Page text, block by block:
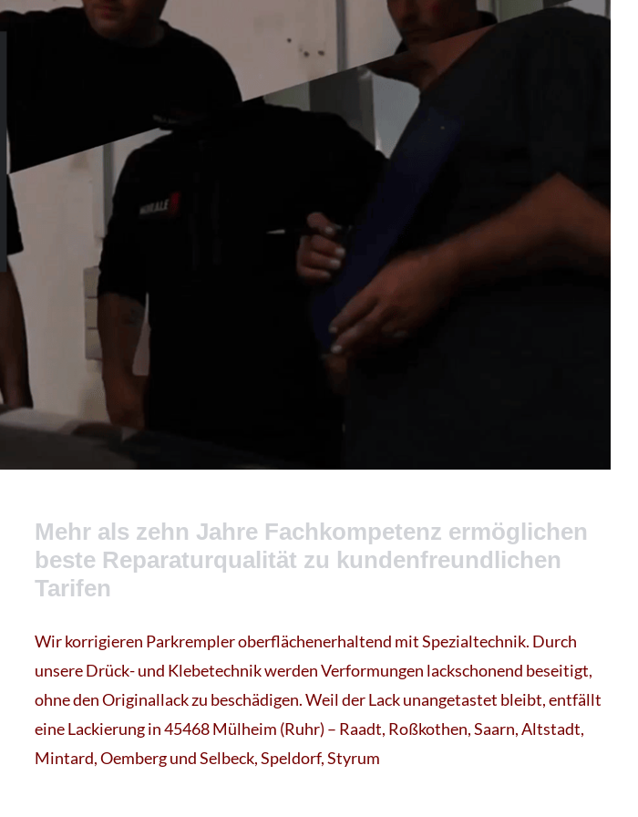
Mehr als zehn Jahre Fachkompetenz ermöglichen
beste Reparaturqualität zu kundenfreundlichen
Tarifen
Wir korrigieren Parkrempler oberflächenerhaltend mit Spezialtechnik. Durch
unsere Drück- und Klebetechnik werden Verformungen lackschonend beseitigt,
ohne den Originallack zu beschädigen. Weil der Lack unangetastet bleibt, entfällt
eine Lackierung in 45468 Mülheim (Ruhr) – Raadt, Roßkothen, Saarn, Altstadt,
Mintard, Oemberg und Selbeck, Speldorf, Styrum